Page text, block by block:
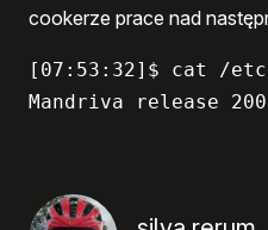
cookerze prace nad
[07:53:32]$ cat /
Mandriva release